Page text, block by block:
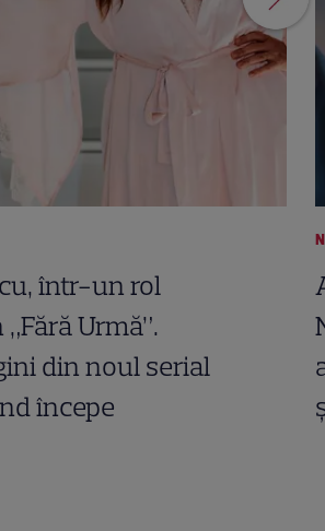
într-un rol
Urmă”.
din noul serial
începe